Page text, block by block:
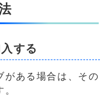
する
がある場合は、その